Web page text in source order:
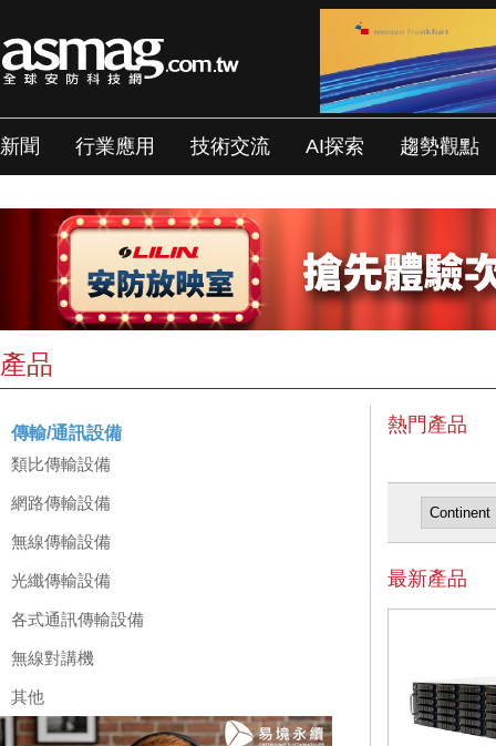
新聞 行業應用 技術交流 AI探索 趨勢觀點
產品
傳輸/通訊設備
類比傳輸設備
網路傳輸設備
無線傳輸設備
光纖傳輸設備
各式通訊傳輸設備
無線對講機
其他
熱門產品
最新產品